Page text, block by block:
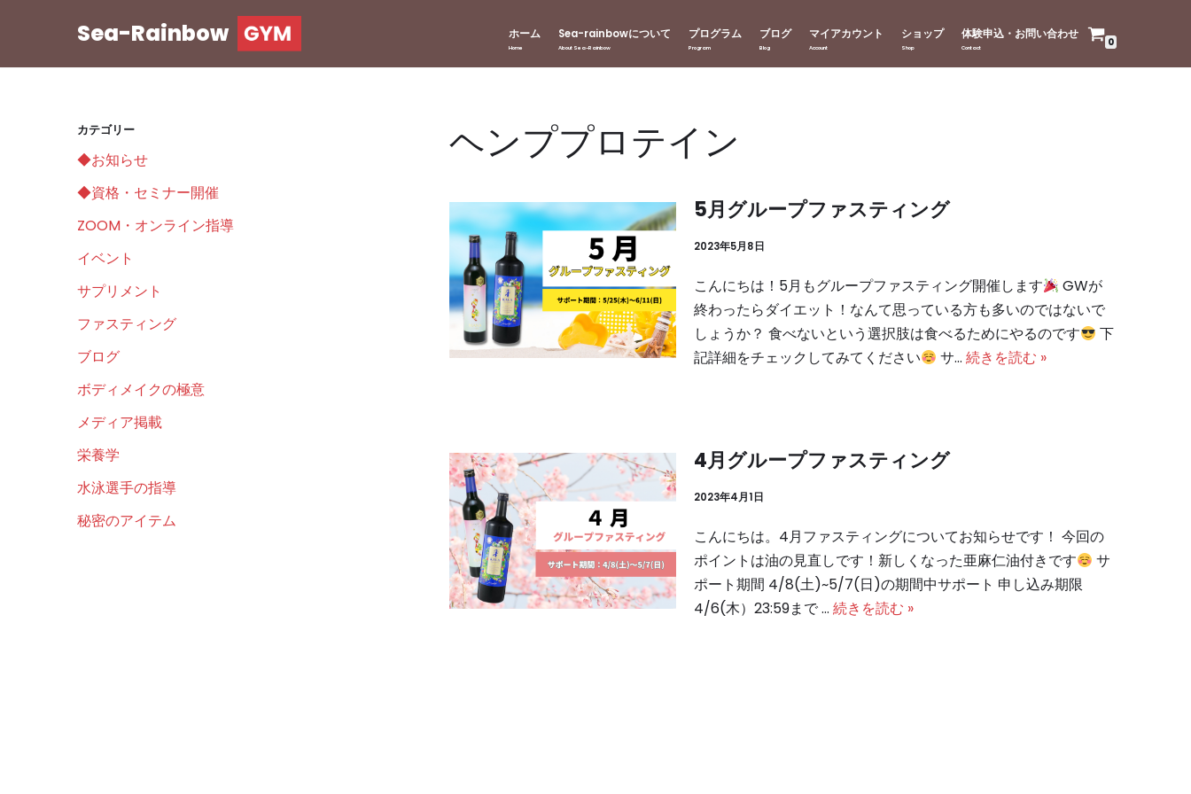
ン
Sea-Rainbow ホーム Sea-rainbowについて プログラム ブログ マイアカウント ショップ 体験申込・お問い合わせ
0
カテゴリー
◆お知らせ
◆資格・セミナー開催
ZOOM・オンライン指導
イベント
サプリメント
ファスティング
ブログ
ボディメイクの極意
メディア掲載
栄養学
水泳選手の指導
秘密のアイテム
ヘンププロテイン
5月グループファスティング
2023年5月8日
こんにちは！5月もグループファスティング開催します
GWが
終わったらダイエット！なんて思っている方も多いのではないで
しょうか？ 食べないという選択肢は食べるためにやるのです
下
記詳細をチェックしてみてください
サ… 続きを読む »
4月グループファスティング
2023年4月1日
こんにちは。4月ファスティングについてお知らせです！ 今回の
ポイントは油の見直しです！新しくなった亜麻仁油付きです
サ
ポート期間 4/8(土)~5/7(日)の期間中サポート 申し込み期限
4/6(木）23:59まで … 続きを読む »